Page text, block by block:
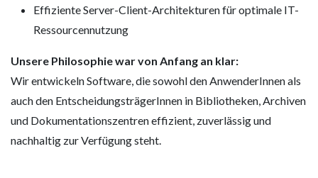
Effiziente Server-Client-Architekturen für optimale IT-
Ressourcennutzung
Unsere Philosophie war von Anfang an klar:
Wir entwickeln Software, die sowohl den AnwenderInnen als
auch den EntscheidungsträgerInnen in Bibliotheken, Archiven
und Dokumentationszentren effizient, zuverlässig und
nachhaltig zur Verfügung steht.